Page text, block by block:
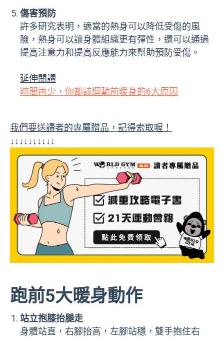
傷害預防
許多研究表明，適當的熱身可以降低受傷的風
險，熱身可以讓身體組織更有彈性，還可以通過
提高注意力和提高反應能力來幫助預防受傷。
延伸閱讀
時間再少，你都該運動前暖身的6大原因
我們要送讀者的專屬贈品，記得索取喔！
↓↓↓↓↓↓↓↓↓↓
跑前5大暖身動作
站立抱膝抬腿走
身體站直，右腳抬高，左腳站穩，雙手抱住右